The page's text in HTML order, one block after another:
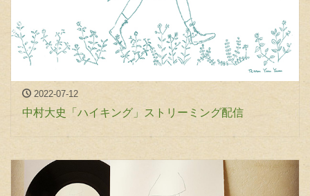
2022-07-12
中村大史「ハイキング」ストリーミング配信